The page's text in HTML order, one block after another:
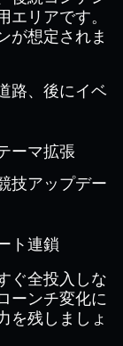
リアです。
が想定されま
路、後にイベ
ーマ拡張
技アップデー
ト連鎖
ぐ全投入しな
ーンチ変化に
を残しましょ